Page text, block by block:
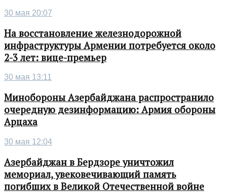
30 мая 20:07
На восстановление железнодорожной
инфраструктуры Армении потребуется около
2-3 лет: вице-премьер
30 мая 13:11
Минобороны Азербайджана распространило
очередную дезинформацию: Армия обороны
Арцаха
30 мая 12:04
Азербайджан в Бердзоре уничтожил
мемориал, увековечивающий память
погибших в Великой Отечественной войне